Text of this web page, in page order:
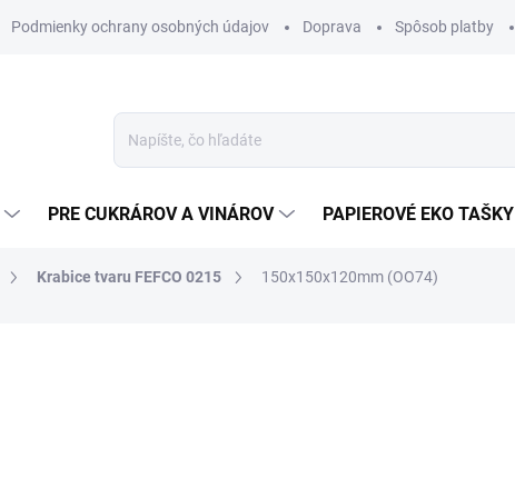
Podmienky ochrany osobných údajov Doprava Spôsob platby
PRE CUKRÁROV A VINÁROV PAPIEROVÉ EKO TAŠKY
Krabice tvaru FEFCO 0215 150x150x120mm (OO74)